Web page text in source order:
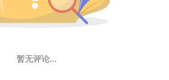
暂无评论...